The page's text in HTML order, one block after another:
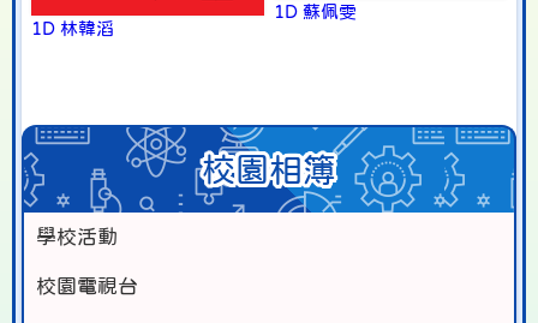
1D 林韓滔
1D 蘇佩雯
校園相簿
學校活動
校園電視台